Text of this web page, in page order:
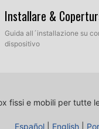
Installare &
Guida all´installazione su
dispositivo
fissi e mobili per tutte
Español English